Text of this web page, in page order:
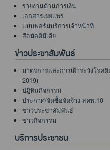
รายงานด้านการเงิน
เอกสารเผยแพร่
แบบฟอร์มบริการเจ้าหน้าที่
สื่อมัลติมีเดีย
ข่าวประชาสัมพันธ์
มาตรการและการเฝ้าระวังโรค
2019)
ปฏิทินกิจกรรม
ประกาศ/จัดซื้อจัดจ้าง สคพ.10
ข่าวประชาสัมพันธ์
ข่าวกิจกรรม
บริการประชาชน